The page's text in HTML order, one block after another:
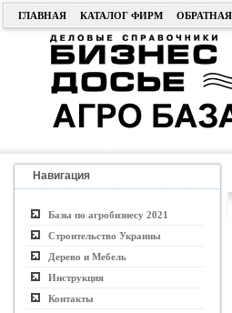
ГЛАВНАЯ КАТАЛОГ ФИРМ
Навигация
Базы по агробизнесу 2021
Строительство Украины
Дерево и Мебель
Инструкция
Контакты